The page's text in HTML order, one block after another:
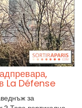
La Défense
за